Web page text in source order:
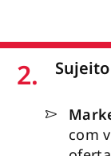
2.
com